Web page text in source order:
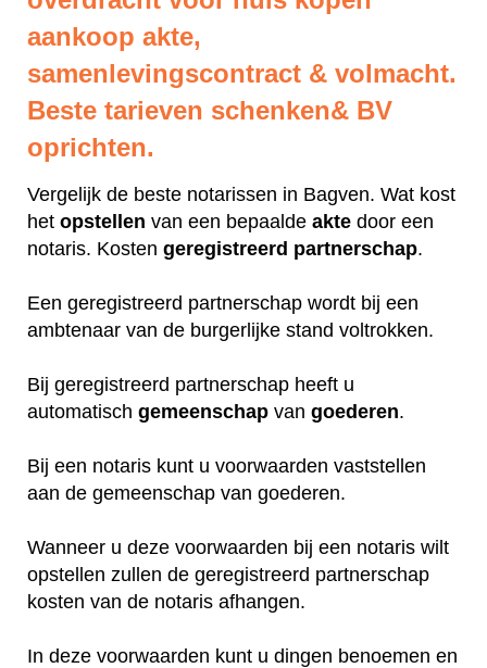
aankoop akte,
samenlevingscontract & volmacht.
Beste tarieven schenken& BV
oprichten.
Vergelijk de beste notarissen in Bagven. Wat kost
het opstellen van een bepaalde akte door een
notaris. Kosten geregistreerd partnerschap.
Een geregistreerd partnerschap wordt bij een
ambtenaar van de burgerlijke stand voltrokken.
Bij geregistreerd partnerschap heeft u
automatisch gemeenschap van goederen.
Bij een notaris kunt u voorwaarden vaststellen
aan de gemeenschap van goederen.
Wanneer u deze voorwaarden bij een notaris wilt
opstellen zullen de geregistreerd partnerschap
kosten van de notaris afhangen.
In deze voorwaarden kunt u dingen benoemen en